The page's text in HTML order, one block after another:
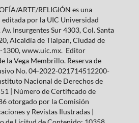
ARTE/RELIGIÓN es una
por la UIC Universidad
Insurgentes Sur 4303, Col. Santa
Alcaldía de Tlalpan, Ciudad de
1300, www.uic.mx. Editor
la Vega Membrillo. Reserva de
No. 04-2022-021714512200-
Nacional de Derechos de
| Número de Certificado de
otorgado por la Comisión
y Revistas Ilustradas |